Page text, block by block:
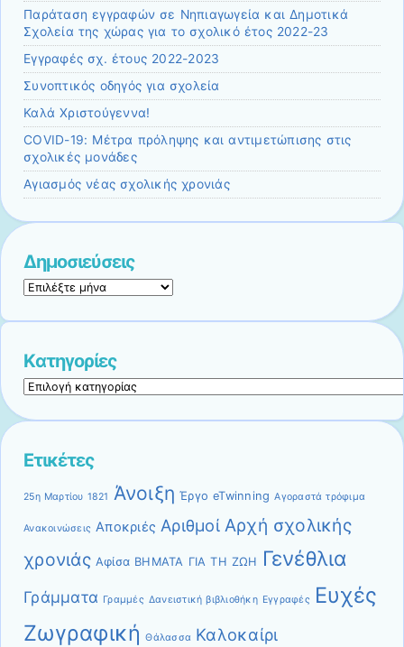
Παράταση εγγραφών σε Νηπιαγωγεία και Δημοτικά
Σχολεία της χώρας για το σχολικό έτος 2022-23
Εγγραφές σχ. έτους 2022-2023
Συνοπτικός οδηγός για σχολεία
Καλά Χριστούγεννα!
COVID-19: Μέτρα πρόληψης και αντιμετώπισης στις
σχολικές μονάδες
Αγιασμός νέας σχολικής χρονιάς
Δημοσιεύσεις
Δημοσιεύσεις
Kατηγορίες
Kατηγορίες
Ετικέτες
25η Μαρτίου 1821 Άνοιξη Έργο eTwinning Αγοραστά τρόφιμα
Ανακοινώσεις Αποκριές Αριθμοί Αρχή σχολικής
χρονιάς Αφίσα ΒΗΜΑΤΑ ΓΙΑ ΤΗ ΖΩΗ Γενέθλια
Γράμματα Γραμμές Δανειστική βιβλιοθήκη Εγγραφές
Ευχές
Ζωγραφική Θάλασσα Καλοκαίρι